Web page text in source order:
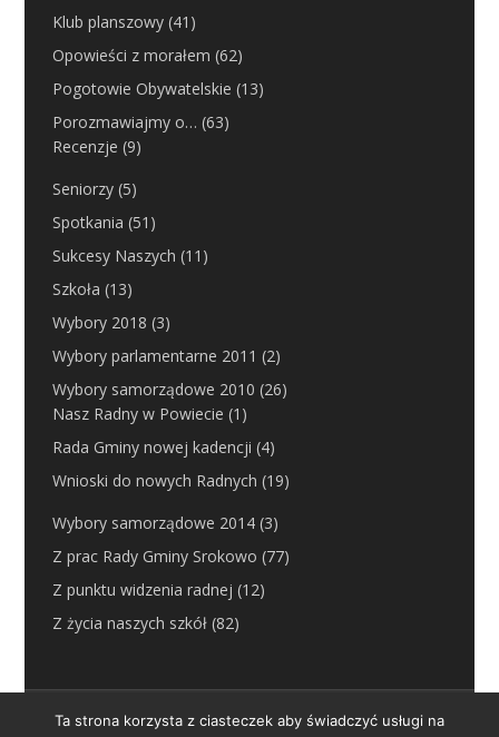
Klub planszowy(41)
Opowieści z morałem (62)
Pogotowie Obywatelskie (13)
Porozmawiajmy o… (63)
Recenzje (9)
Seniorzy(5)
Spotkania (51)
Sukcesy Naszych (11)
Szkoła (13)
Wybory 2018 (3)
Wybory parlamentarne 2011 (2)
Wybory samorządowe 2010 (26)
Nasz Radny w Powiecie (1)
Rada Gminy nowej kadencji (4)
Wnioski do nowych Radnych (19)
Wybory samorządowe 2014(3)
Z prac Rady Gminy Srokowo (77)
Z punktu widzenia radnej (12)
Z życia naszych szkół(82)
SROKOWO-ONLINE-BIS.pl
Ta strona korzysta z ciasteczek aby świadczyć usługi na